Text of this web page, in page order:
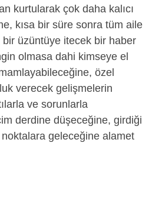
kurtularak çok daha kalıcı
kısa bir süre sonra tüm aile
üzüntüye itecek bir haber
olmasa dahi kimseye el
özel
verecek gelişmelerin
ve sorunlarla
derdine düşeceğine, girdiği
geleceğine alamet